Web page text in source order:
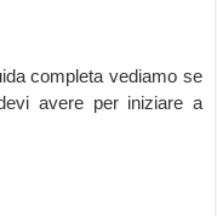
completa vediamo se
avere per iniziare a